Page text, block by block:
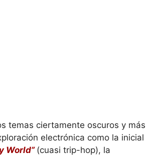
temas ciertamente oscuros y más
electrónica como la inicial
World” (cuasi trip-hop), la